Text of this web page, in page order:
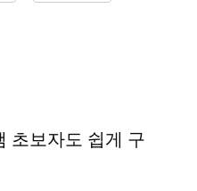
초보자도 쉽게 구